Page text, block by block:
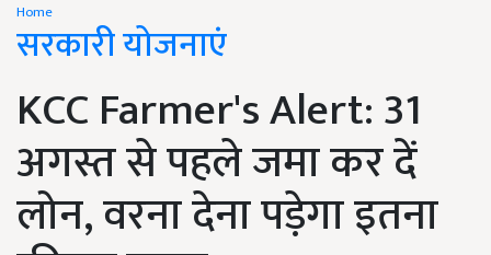
Home
सरकारी योजनाएं
KCC Farmer's Alert: 31
अगस्त से पहले जमा कर दें
लोन, वरना देना पड़ेगा इतना